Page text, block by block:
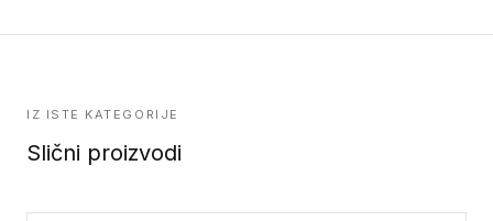
IZ ISTE KATEGORIJE
Slični proizvodi